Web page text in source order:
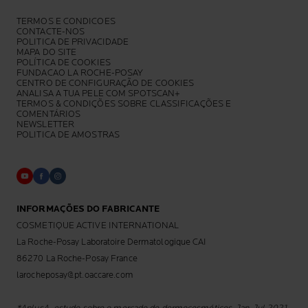
TERMOS E CONDICOES
CONTACTE-NOS
POLITICA DE PRIVACIDADE
MAPA DO SITE
POLÍTICA DE COOKIES
FUNDACAO LA ROCHE-POSAY
CENTRO DE CONFIGURAÇÃO DE COOKIES
ANALISA A TUA PELE COM SPOTSCAN+
TERMOS & CONDIÇÕES SOBRE CLASSIFICAÇÕES E
COMENTÁRIOS
NEWSLETTER
POLITICA DE AMOSTRAS
INFORMAÇÕES DO FABRICANTE
COSMETIQUE ACTIVE INTERNATIONAL
La Roche-Posay Laboratoire Dermatologique CAI
86270 La Roche-Posay France
larocheposay@pt.oaccare.com